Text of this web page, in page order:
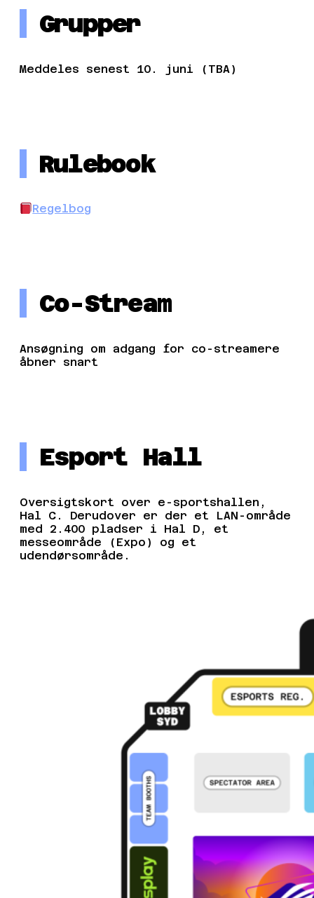
Grupper
Meddeles senest 10. juni (TBA)
Rulebook
Regelbog
Co-Stream
Ansøgning om adgang for co-streamere
åbner snart
Esport Hall
Oversigtskort over e-sportshallen,
Hal C. Derudover er der et LAN-område
med 2.400 pladser i Hal D, et
messeområde (Expo) og et
udendørsområde.